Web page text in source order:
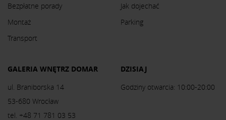
Bezpłatne porady
Montaż
Transport
Jak dojechać
Parking
GALERIA WNĘTRZ DOMAR
ul. Braniborska 14
53-680 Wrocław
tel. +48 71 781 03 53
DZISIAJ
Godziny otwarcia: 10:00-20:00